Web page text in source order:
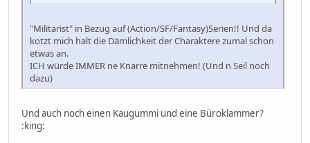
"Militarist" in Bezug auf (Action/SF/Fantasy)Serien!! Und da
kotzt mich halt die Dämlichkeit der Charaktere zumal schon
etwas an.
ICH würde IMMER ne Knarre mitnehmen! (Und n Seil noch
dazu)
Und auch noch einen Kaugummi und eine Büroklammer?
:king: